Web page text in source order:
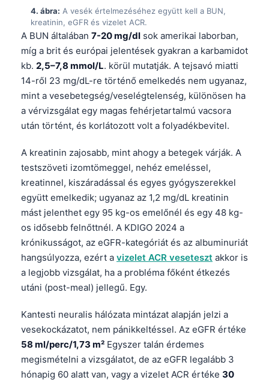
4. ábra: A vesék értelmezéséhez együtt kell a BUN,
kreatinin, eGFR és vizelet ACR.
A BUN általában 7-20 mg/dl sok amerikai laborban,
míg a brit és európai jelentések gyakran a karbamidot
kb. 2,5–7,8 mmol/L. körül mutatják. A tejsavó miatti
14-ről 23 mg/dL-re történő emelkedés nem ugyanaz,
mint a vesebetegség/veselégtelenség, különösen ha
a vérvizsgálat egy magas fehérjetartalmú vacsora
után történt, és korlátozott volt a folyadékbevitel.
A kreatinin zajosabb, mint ahogy a betegek várják. A
testszöveti izomtömeggel, nehéz emeléssel,
kreatinnel, kiszáradással és egyes gyógyszerekkel
együtt emelkedik; ugyanaz az 1,2 mg/dL kreatinin
mást jelenthet egy 95 kg-os emelőnél és egy 48 kg-
os idősebb felnőttnél. A KDIGO 2024 a
krónikusságot, az eGFR-kategóriát és az albuminuriát
hangsúlyozza, ezért a vizelet ACR veseteszt akkor is
a legjobb vizsgálat, ha a probléma főként étkezés
utáni (post-meal) jellegű. Egy.
Kantesti neuralis hálózata mintázat alapján jelzi a
vesekockázatot, nem pánikkeltéssel. Az eGFR értéke
58 ml/perc/1,73 m² Egyszer talán érdemes
megismételni a vizsgálatot, de az eGFR legalább 3
hónapig 60 alatt van, vagy a vizelet ACR értéke 30